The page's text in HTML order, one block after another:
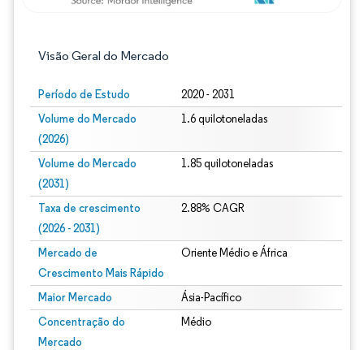
Visão Geral do Mercado
Período de Estudo 2020 - 2031
Volume do Mercado
(2026)
1.6 quilotoneladas
Volume do Mercado
(2031)
1.85 quilotoneladas
Taxa de crescimento
(2026 - 2031)
2.88% CAGR
Mercado de
Crescimento Mais Rápido
Oriente Médio e África
Maior Mercado Ásia-Pacífico
Concentração do
Mercado
Médio